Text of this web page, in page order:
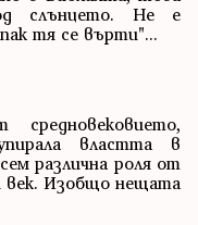
слънцето. Не е
тя се върти"...
властта в
различна роля от
век. Изобщо нещата